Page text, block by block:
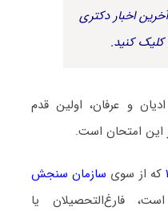
اخبار دکتری
کلیک کنید.
و عرفان، اولین قدم
امتحان است.
که از سوی سازمان سنجش
فارغ‌التحصیلان یا